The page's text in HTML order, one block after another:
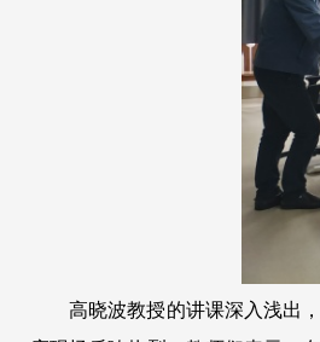
高晓波教授的讲课深入浅出